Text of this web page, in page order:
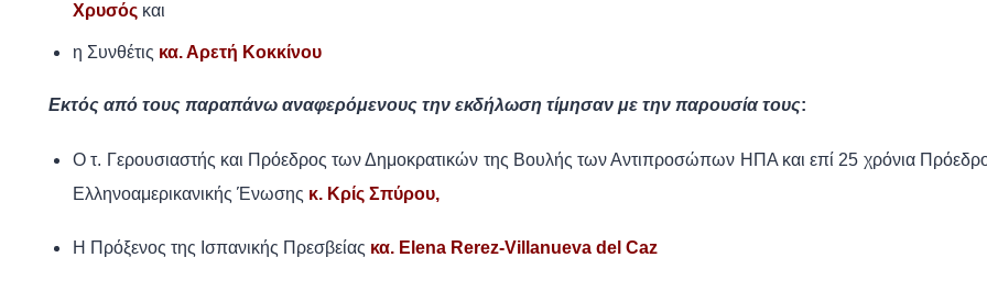
Χρυσός και
η Συνθέτις κα. Αρετή Κοκκίνου
Εκτός από τους παραπάνω αναφερόμενους την εκδήλωση τίμησαν με την παρουσία τους:
Ο τ. Γερουσιαστής και Πρόεδρος των Δημοκρατικών της Βουλής των Αντιπροσώπων ΗΠΑ και επί 25 χρόνια
Ελληνοαμερικανικής Ένωσης κ. Κρίς Σπύρου,
Η Πρόξενος της Ισπανικής Πρεσβείας κα. Elena Rerez-Villanueva del Caz